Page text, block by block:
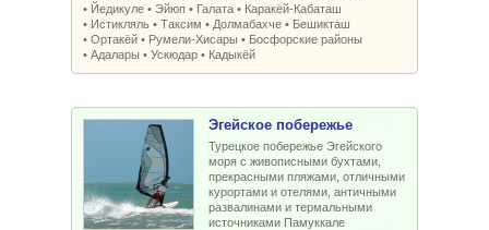
• Йедикуле • Эйюп • Галата • Каракёй-Кабаташ
• Истикляль • Таксим • Долмабахче • Бешикташ
• Ортакёй • Румели-Xисары • Босфорские районы
• Адалары • Ускюдар • Кадыкёй
Эгейское побережье
Турецкое побережье Эгейского
моря с живописными бухтами,
прекрасными пляжами, отличными
курортами и отелями, античными
развалинами и термальными
источниками Памуккале